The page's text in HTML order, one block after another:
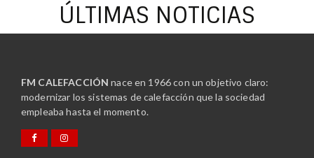
ÚLTIMAS NOTICIAS
FM CALEFACCIÓN nace en 1966 con un objetivo claro:
modernizar los sistemas de calefacción que la sociedad
empleaba hasta el momento.